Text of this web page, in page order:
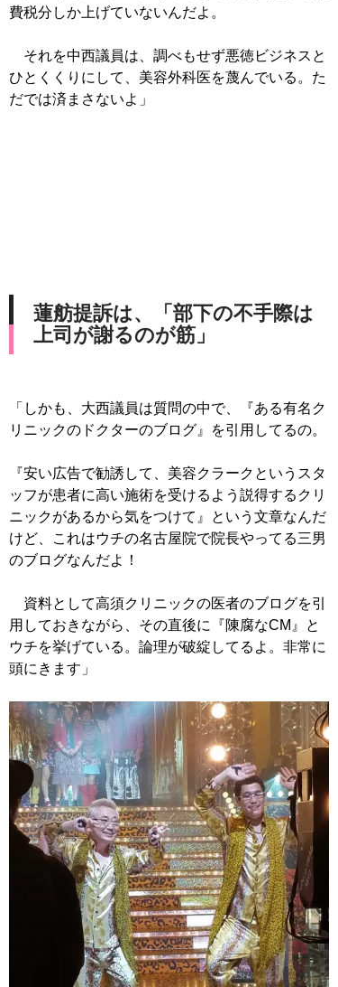
費税分しか上げていないんだよ。
それを中西議員は、調べもせず悪徳ビジネスと
ひとくくりにして、美容外科医を蔑んでいる。た
だでは済まさないよ」
蓮舫提訴は、「部下の不手際は
上司が謝るのが筋」
「しかも、大西議員は質問の中で、『ある有名ク
リニックのドクターのブログ』を引用してるの。
『安い広告で勧誘して、美容クラークというスタ
ッフが患者に高い施術を受けるよう説得するクリ
ニックがあるから気をつけて』という文章なんだ
けど、これはウチの名古屋院で院長やってる三男
のブログなんだよ！
資料として高須クリニックの医者のブログを引
用しておきながら、その直後に『陳腐なCM』と
ウチを挙げている。論理が破綻してるよ。非常に
頭にきます」